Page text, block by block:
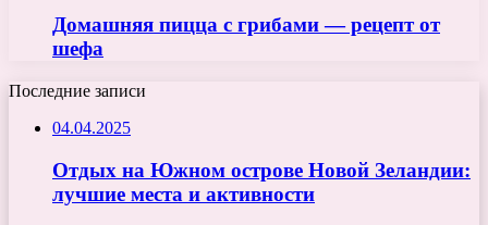
Домашняя пицца с грибами — рецепт от
шефа
Последние записи
04.04.2025
Отдых на Южном острове Новой Зеландии:
лучшие места и активности